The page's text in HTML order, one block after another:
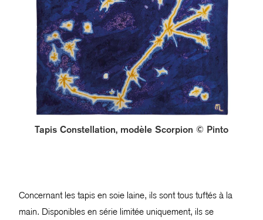
Tapis Constellation, modèle Scorpion © Pinto
Concernant les tapis en soie laine, ils sont tous tuftés à la
main. Disponibles en série limitée uniquement, ils se